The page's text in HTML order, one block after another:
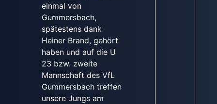
einmal von
Gummersbach,
spätestens dank
Heiner Brand, gehört
haben und auf die U
23 bzw. zweite
Mannschaft des VfL
Gummersbach treffen
unsere Jungs am